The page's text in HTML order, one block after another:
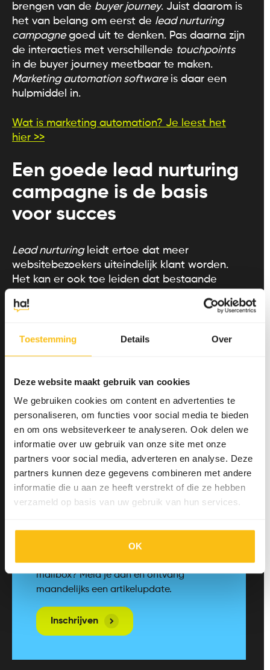
Toestemming Details Over
Deze website maakt gebruik van cookies
We gebruiken cookies om content en advertenties te
personaliseren, om functies voor social media te bieden
en om ons websiteverkeer te analyseren. Ook delen we
informatie over uw gebruik van onze site met onze
partners voor social media, adverteren en analyse. Deze
partners kunnen deze gegevens combineren met andere
informatie die u aan ze heeft verstrekt of die ze hebben
verzameld op basis van uw gebruik van hun services.
OK
brengen van de buyer journey. Juist daarom is
het van belang om eerst de lead nurturing
campagnegoed uit te denken. Pas daarna zijn
de interacties met verschillende touchpoints
in de buyer journey meetbaar te maken.
Marketing automation softwareis daar een
hulpmiddel in.
Wat is marketing automation? Je leest het
hier >>
Een goede lead nurturing
campagne is de basis
voor succes
Lead nurturingleidt ertoe dat meer
websitebezoekers uiteindelijk klant worden.
Het kan er ook toe leiden dat bestaande
weinig marketeers die succesvolle lead
de tips in dit artikel over het uitwerken van
goede start te maken met een succesvolle
lead nurturing campagne
Ha! helpt bedrijven ook met lead nurturing
marketing automation . Neem vrijblijvend
contact
met ons op voor meer informatie.
Alle nieuwe artikelen netjes in jouw
mailbox? Meld je aan en ontvang
maandelijks een artikelupdate.
Inschrijven